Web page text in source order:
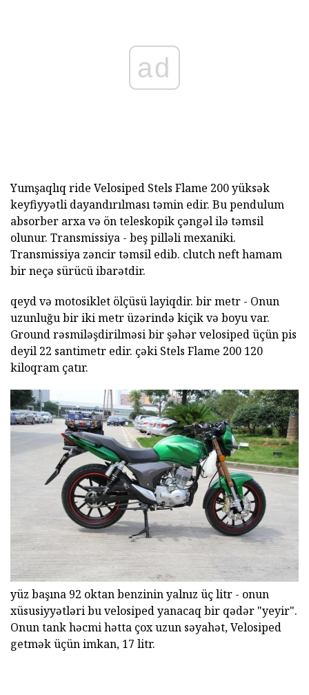
ad
Yumşaqlıq ride Velosiped Stels Flame 200 yüksək
keyfiyyətli dayandırılması təmin edir. Bu pendulum
absorber arxa və ön teleskopik çəngəl ilə təmsil
olunur. Transmissiya - beş pilləli mexaniki.
Transmissiya zəncir təmsil edib. clutch neft hamam
bir neçə sürücü ibarətdir.
qeyd və motosiklet ölçüsü layiqdir. bir metr - Onun
uzunluğu bir iki metr üzərində kiçik və boyu var.
Ground rəsmiləşdirilməsi bir şəhər velosiped üçün pis
deyil 22 santimetr edir. çəki Stels Flame 200 120
kiloqram çatır.
yüz başına 92 oktan benzinin yalnız üç litr - onun
xüsusiyyətləri bu velosiped yanacaq bir qədər "yeyir".
Onun tank həcmi hətta çox uzun səyahət, Velosiped
getmək üçün imkan, 17 litr.